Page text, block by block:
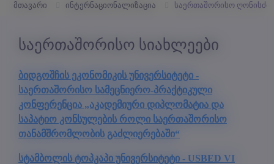
მთავარი ინტერნაციონალიზაცია საერთაშორისო
საერთაშორისო სიახლეები
ბიდგოშჩის ეკონომიკის უნივერსიტეტი -
საერთაშორისო სამეცნიერო-პრაქტიკული
კონფერენცია „აკადემიური დიპლომატია და
საპატიო კონსულების როლი საერთაშორისო
თანამშრომლობის გაძლიერებაში“
სტამბოლის ტოპკაპი უნივერსიტეტი - USBED VI